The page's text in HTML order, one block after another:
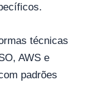
técnicas
AWS e
padrões